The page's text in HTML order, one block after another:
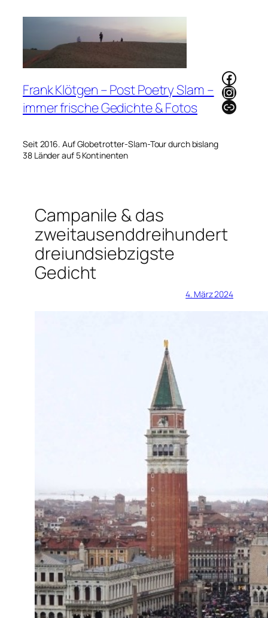
Frank Klötgen – Post Poetry Slam –
immer frische Gedichte & Fotos
Seit 2016. Auf Globetrotter-Slam-Tour durch bislang
38 Länder auf 5 Kontinenten
Link
Campanile & das
zweitausenddreihundert
dreiundsiebzigste
Gedicht
4. März 2024